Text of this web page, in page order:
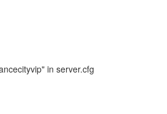
in server.cfg